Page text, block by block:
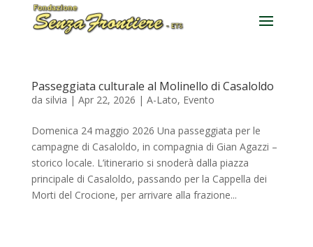
Passeggiata culturale al Molinello di Casaloldo
da silvia | Apr 22, 2026 | A-Lato, Evento
Domenica 24 maggio 2026 Una passeggiata per le
campagne di Casaloldo, in compagnia di Gian Agazzi –
storico locale. L’itinerario si snoderà dalla piazza
principale di Casaloldo, passando per la Cappella dei
Morti del Crocione, per arrivare alla frazione...